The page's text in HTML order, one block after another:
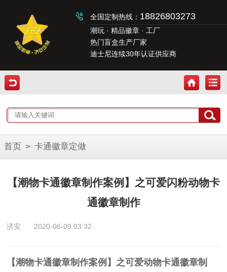
全国定制热线： 18826803273
潮玩 · 精品徽章 · 工厂
热门盲盒生产厂家
迪士尼连续30年认证供应商
首页 > 卡通徽章定做
【潮物卡通徽章制作案例】之可爱闪粉动物卡
通徽章制作
济安 2020-06-09 03:32
【潮物卡通徽章制作案例】之可爱动物卡通徽章制